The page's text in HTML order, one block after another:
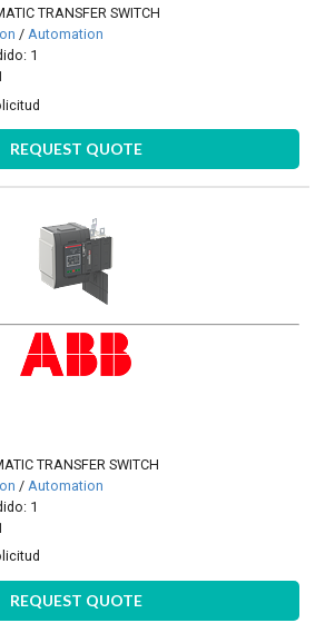
TRANSFER SWITCH
/Automation
1
REQUEST QUOTE
TRANSFER SWITCH
/ Automation
1
REQUEST QUOTE